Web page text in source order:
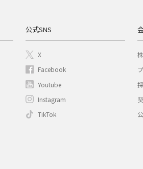
公式SNS
X
Facebook
Youtube
Instagram
TikTok